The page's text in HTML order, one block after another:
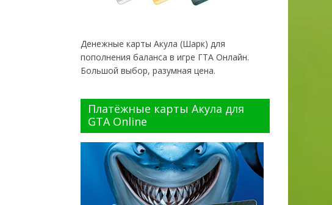
Денежные карты Акула (Шарк) для
пополнения баланса в игре ГТА Онлайн.
Большой выбор, разумная цена.
Платёжные карты Акула для
GTA Online